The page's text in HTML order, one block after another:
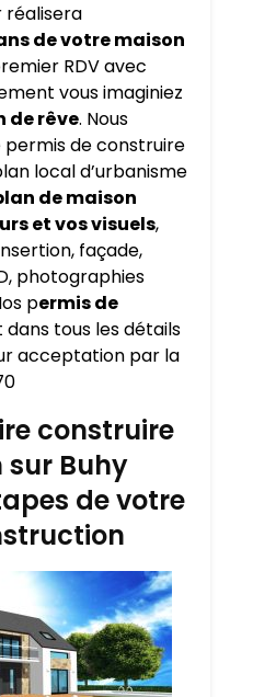
réalisera
de votre maison
RDV avec
vous imaginiez
de rêve. Nous
permis de construire
local d’urbanisme
de maison
et vos visuels,
façade,
photographies
permis de
tous les détails
acceptation par la
construire
Buhy
de votre